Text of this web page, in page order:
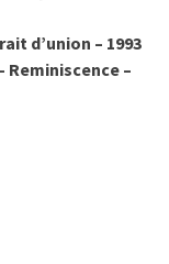
d’union – 1993
Reminiscence –